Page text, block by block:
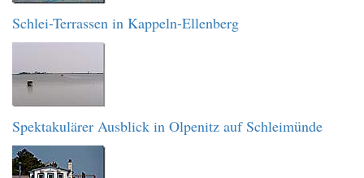
Schlei-Terrassen in Kappeln-Ellenberg
Spektakulärer Ausblick in Olpenitz auf Schleimünde